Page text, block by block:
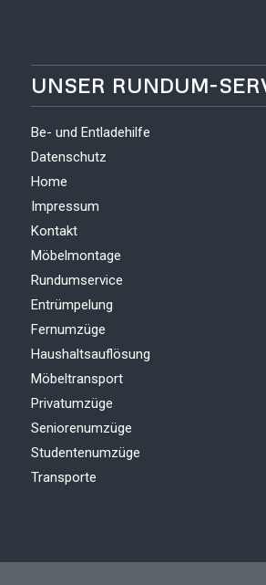
UNSER RUNDUM-
Be- und Entladehilfe
Datenschutz
Home
Impressum
Kontakt
Möbelmontage
Rundumservice
Entrümpelung
Fernumzüge
Haushaltsauflösung
Möbeltransport
Privatumzüge
Seniorenumzüge
Studentenumzüge
Transporte